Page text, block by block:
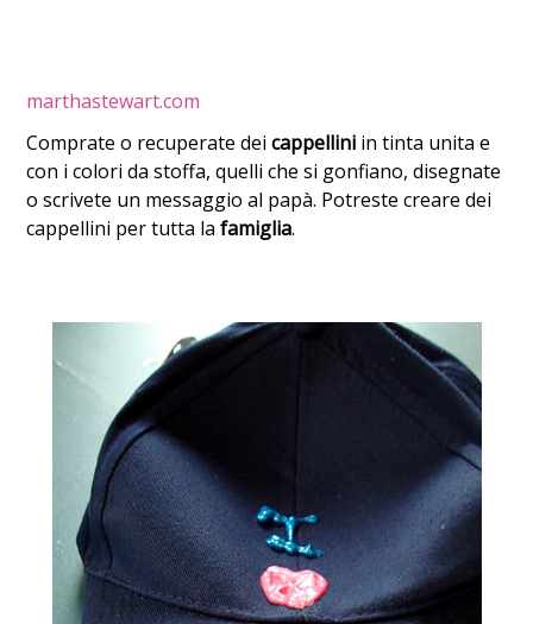
marthastewart.com
Comprate o recuperate deicappellini in tinta unita e
con i colori da stoffa, quelli che si gonfiano, disegnate
o scrivete un messaggio al papà. Potreste creare dei
cappellini per tutta lafamiglia.